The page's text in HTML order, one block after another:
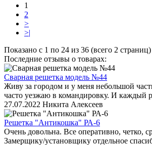
1
2
>
>|
Показано с 1 по 24 из 36 (всего 2 страниц)
Последние отзывы о товарах:
Сварная решетка модель №44
Живу за городом и у меня небольшой
часто уезжаю в командировку. И каждый
27.07.2022 Никита Алексеев
Решетка "Антикошка" РА-6
Очень довольна. Все оперативно, четко,
Замерщику/установщику отдельное